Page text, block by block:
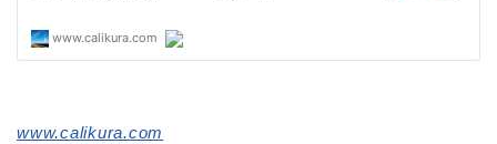
www.calikura.com